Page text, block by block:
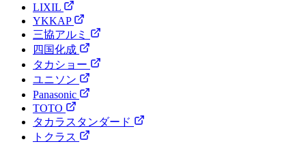
LIXIL
YKKAP
三協アルミ
四国化成
タカショー
ユニソン
Panasonic
TOTO
タカラスタンダード
トクラス